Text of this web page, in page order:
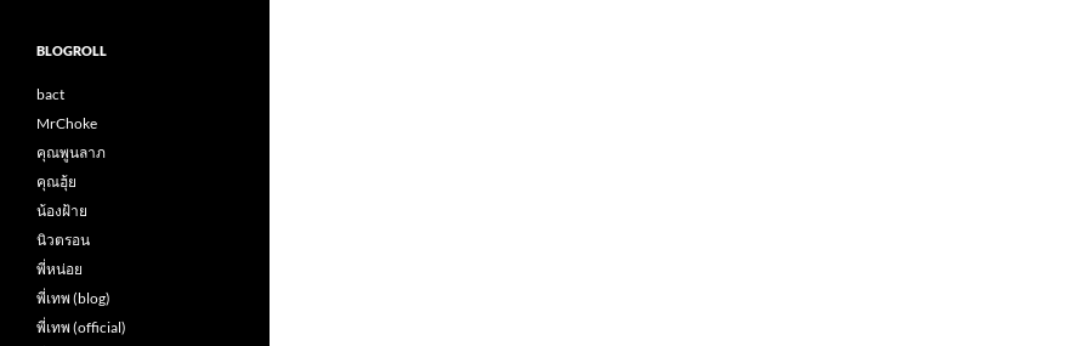
BLOGROLL
bact
MrChoke
คุณพูนลาภ
คุณฮุ้ย
น้องฝ้าย
นิวตรอน
พี่หน่อย
พี่เทพ (blog)
พี่เทพ (official)